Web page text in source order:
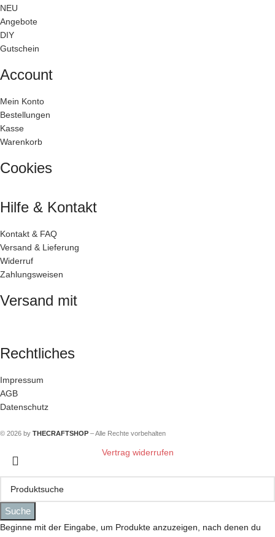
NEU
Angebote
DIY
Gutschein
Account
Mein Konto
Bestellungen
Kasse
Warenkorb
Cookies
Hilfe & Kontakt
Kontakt & FAQ
Versand & Lieferung
Widerruf
Zahlungsweisen
Versand mit
Rechtliches
Impressum
AGB
Datenschutz
© 2026 by THECRAFTSHOP – Alle Rechte vorbehalten
Suche
Beginne mit der Eingabe, um Produkte anzuzeigen, nach denen du
Vertrag widerrufen